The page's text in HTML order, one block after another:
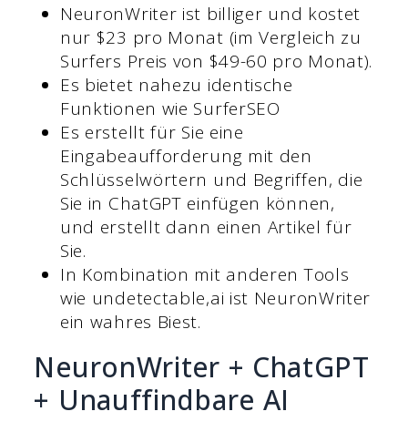
NeuronWriter ist billiger und kostet
nur $23 pro Monat (im Vergleich zu
Surfers Preis von $49-60 pro Monat).
Es bietet nahezu identische
Funktionen wie SurferSEO
Es erstellt für Sie eine
Eingabeaufforderung mit den
Schlüsselwörtern und Begriffen, die
Sie in ChatGPT einfügen können,
und erstellt dann einen Artikel für
Sie.
In Kombination mit anderen Tools
wie undetectable,ai ist NeuronWriter
ein wahres Biest.
NeuronWriter + ChatGPT
+ Unauffindbare AI